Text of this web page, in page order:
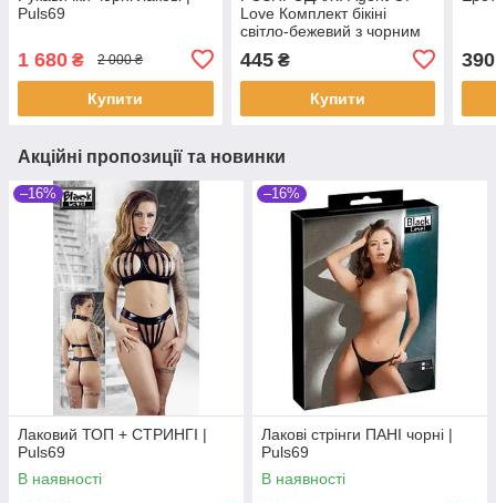
Puls69
1 680 ₴ 2 000 ₴
Купити
Love Комплект бікіні
світло-бежевий з чорним
445₴
Купити
390
Акційні пропозиції та новинки
–16%
Лаковий ТОП + СТРИНГІ |
Puls69
В наявності
–16%
Лакові стрінги ПАНІ чорні |
Puls69
В наявності